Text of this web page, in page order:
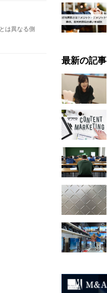
は異なる側
最新の記事